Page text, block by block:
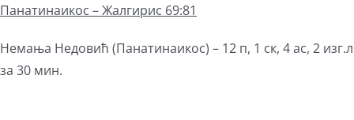
Панатинаикос – Жалгирис 69:81
Немања Недовић (Панатинаикос) – 12 п, 1 ск, 4 ас, 2 изг.л
за 30 мин.